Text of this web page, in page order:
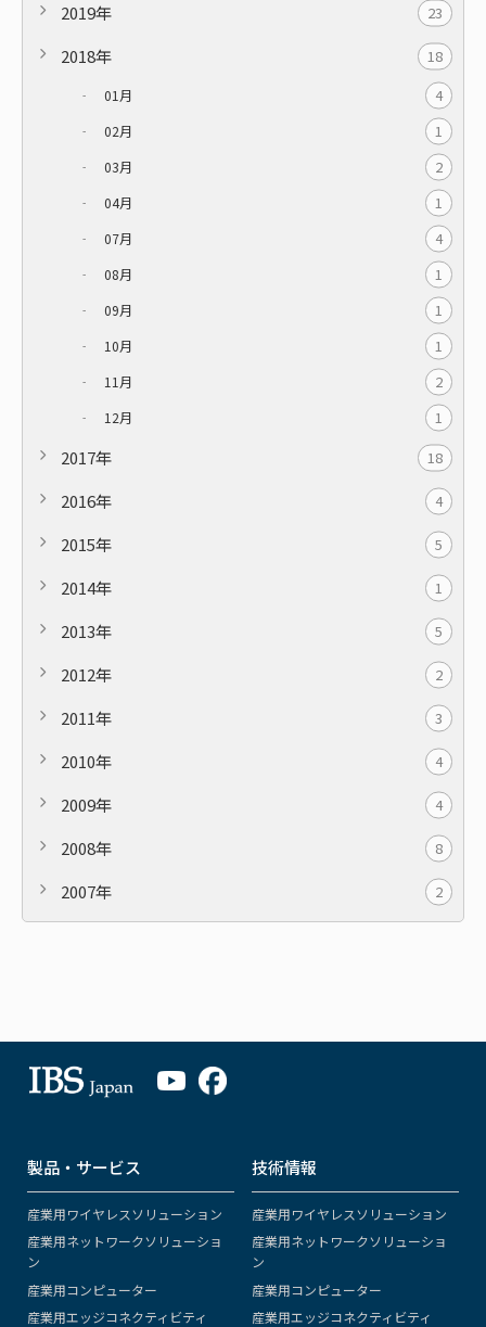
2019年 23
2018年 18
01月 4
02月 1
03月 2
04月 1
07月 4
08月 1
09月 1
10月 1
11月 2
12月 1
2017年 18
2016年 4
2015年 5
2014年 1
2013年 5
2012年 2
2011年 3
2010年 4
2009年 4
2008年 8
2007年 2
製品・サービス
産業用ワイヤレスソリューション
産業用ネットワークソリューショ
ン
産業用コンピューター
産業用エッジコネクティビティ
技術情報
産業用ワイヤレスソリューション
産業用ネットワークソリューショ
ン
産業用コンピューター
産業用エッジコネクティビティ